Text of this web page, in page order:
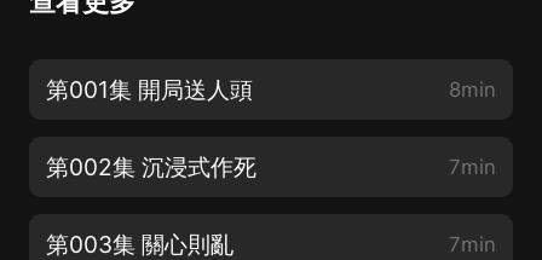
第001集 開局送人頭 8min
第002集 沉浸式作死 7min
第003集 關心則亂 7min